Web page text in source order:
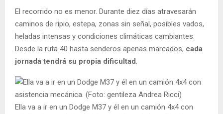
El recorrido no es menor. Durante diez días atravesarán
caminos de ripio, estepa, zonas sin señal, posibles vados,
heladas intensas y condiciones climáticas cambiantes.
Desde la ruta 40 hasta senderos apenas marcados, cada
jornada tendrá su propia dificultad.
Ella va a ir en un Dodge M37 y él en un camión 4x4 con